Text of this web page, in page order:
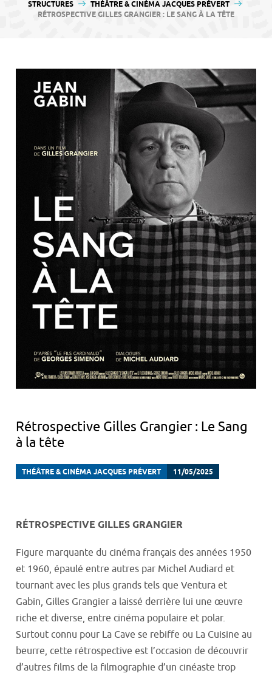
STRUCTURES
THÉÂTRE & CINÉMA JACQUES PRÉVERT
RÉTROSPECTIVE GILLES GRANGIER : LE SANG À LA TÊTE
Rétrospective Gilles Grangier : Le Sang
à la tête
THÉÂTRE & CINÉMA JACQUES PRÉVERT 11/05/2025
RÉTROSPECTIVE GILLES GRANGIER
Figure marquante du cinéma français des années 1950
et 1960, épaulé entre autres par Michel Audiard et
tournant avec les plus grands tels que Ventura et
Gabin, Gilles Grangier a laissé derrière lui une œuvre
riche et diverse, entre cinéma populaire et polar.
Surtout connu pour La Cave se rebiffe ou La Cuisine au
beurre, cette rétrospective est l’occasion de découvrir
d’autres films de la filmographie d’un cinéaste trop